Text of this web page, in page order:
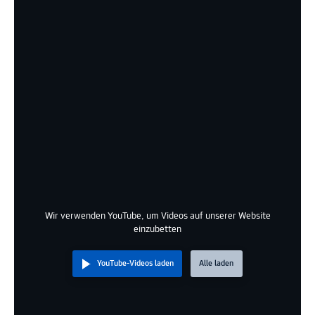
Wir verwenden YouTube, um Videos auf unserer Website
einzubetten
YouTube-Videos laden Alle laden